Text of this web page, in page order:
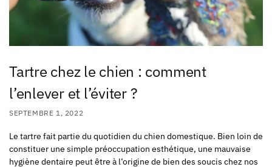
Tartre chez le chien : comment
l’enlever et l’éviter ?
SEPTEMBRE 1, 2022
Le tartre fait partie du quotidien du chien domestique. Bien loin de
constituer une simple préoccupation esthétique, une mauvaise
hygiène dentaire peut être à l’origine de bien des soucis chez nos